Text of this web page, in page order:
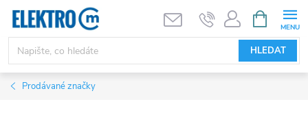
Přejít
obsah
HLEDAT
NÁKUPNÍ
KOŠÍK
Prodávané značky